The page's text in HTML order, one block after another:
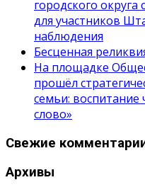
городского округа
для участников
наблюдения
Бесценная
На площадке
прошёл
семьи: воспитание
слово»
Свежие
Архивы